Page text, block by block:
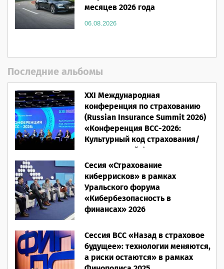
месяцев 2026 года
06.08.2026
Последние альбомы
XXI Международная
конференция по страхованию
(Russian Insurance Summit 2026)
«Конференция ВСС-2026:
Культурный код страхования/
Человеческий фактор»
28.05.2026
Сесия «Страхование
киберрисков» в рамках
Уральского форума
«Кибербезопасность в
финансах» 2026
Сессия ВСС «Назад в страховое
будущее»: технологии меняются,
а риски остаются» в рамках